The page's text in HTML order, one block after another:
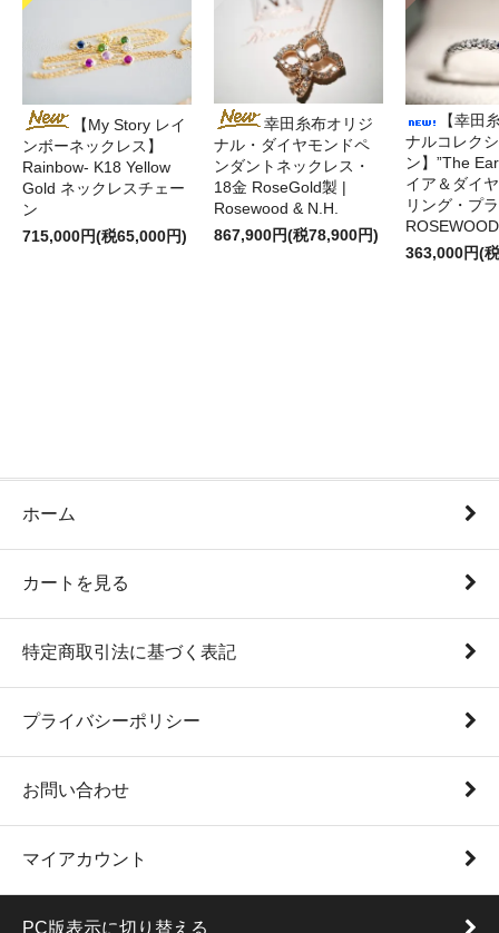
【My Story レイ
ンボーネックレス】
Rainbow- K18 Yellow
Gold ネックレスチェー
ン
715,000円(税65,000円)
幸田糸布オリジ
ナル・ダイヤモンドペ
ンダントネックレス・
18金 RoseGold製 |
Rosewood & N.H.
867,900円(税78,900円)
【幸田
ナルコレク
ン】”The
イア＆ダイ
リング・プ
363,000円(
ホーム
カートを見る
特定商取引法に基づく表記
プライバシーポリシー
お問い合わせ
マイアカウント
PC版表示に切り替える